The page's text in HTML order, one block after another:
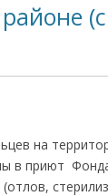
на
в приют